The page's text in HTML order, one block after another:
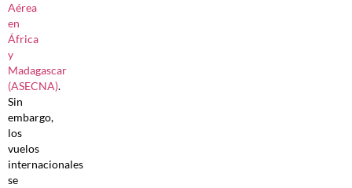
Aérea
en
África
y
Madagascar
(ASECNA).
Sin
embargo,
los
vuelos
internacionales
se